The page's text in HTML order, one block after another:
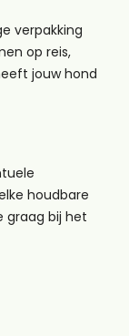
verpakking
op reis,
jouw hond
houdbare
graag bij het